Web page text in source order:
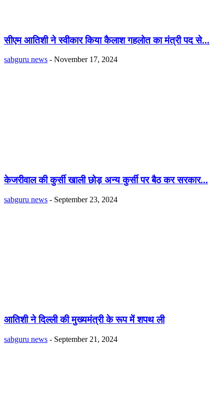
सीएम आतिशी ने स्वीकार किया कैलाश गहलोत का मंत्री पद से...
sabguru news - November 17, 2024
केजरीवाल की कुर्सी खाली छोड़ अन्य कुर्सी पर बैठ कर सरकार...
sabguru news - September 23, 2024
आतिशी ने दिल्ली की मुख्यमंत्री के रूप में शपथ ली
sabguru news - September 21, 2024